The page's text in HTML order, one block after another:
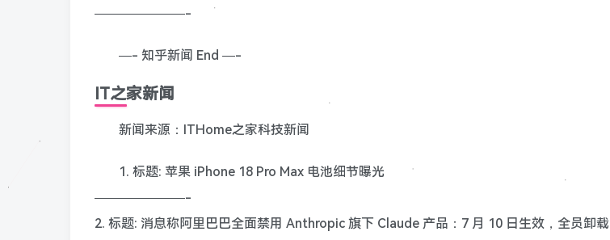
———————-
—- 知乎新闻 End —-
IT之家新闻
新闻来源：ITHome之家科技新闻
1. 标题: 苹果 iPhone 18 Pro Max 电池细节曝光
———————-
2. 标题: 消息称阿里巴巴全面禁用 Anthropic 旗下 Claude 产品：7 月 10 日生效，全员卸载